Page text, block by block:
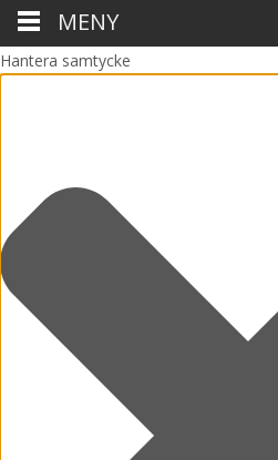
Hantera samtycke
MENY